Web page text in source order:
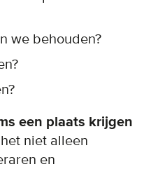
we behouden?
een plaats krijgen
niet alleen
en